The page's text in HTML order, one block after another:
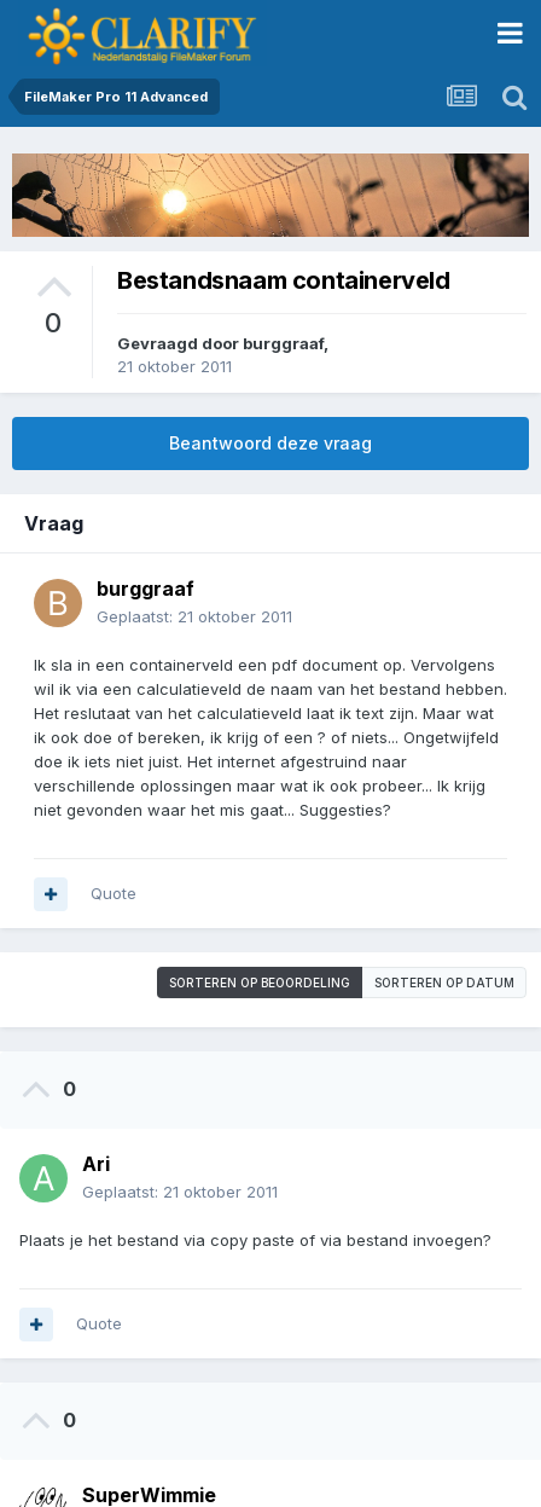
FileMaker Pro 11 Advanced
0
Bestandsnaam containerveld
Gevraagd door burggraaf,
21 oktober 2011
Beantwoord deze vraag
Vraag
burggraaf
Geplaatst: 21 oktober 2011
Ik sla in een containerveld een pdf document op. Vervolgens
wil ik via een calculatieveld de naam van het bestand hebben.
Het reslutaat van het calculatieveld laat ik text zijn. Maar wat
ik ook doe of bereken, ik krijg of een ? of niets... Ongetwijfeld
doe ik iets niet juist. Het internet afgestruind naar
verschillende oplossingen maar wat ik ook probeer... Ik krijg
niet gevonden waar het mis gaat... Suggesties?
Quote
SORTEREN OP BEOORDELING SORTEREN OP DATUM
0
Ari
Geplaatst: 21 oktober 2011
Plaats je het bestand via copy paste of via bestand invoegen?
Quote
0
SuperWimmie